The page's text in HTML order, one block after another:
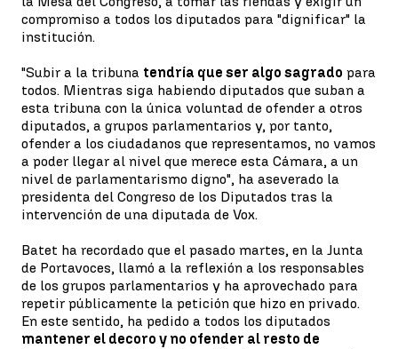
compromiso a todos los diputados para "dignificar" la
institución.
"Subir a la tribuna tendría que ser algo sagrado para
todos. Mientras siga habiendo diputados que suban a
esta tribuna con la única voluntad de ofender a otros
diputados, a grupos parlamentarios y, por tanto,
ofender a los ciudadanos que representamos, no vamos
a poder llegar al nivel que merece esta Cámara, a un
nivel de parlamentarismo digno", ha aseverado la
presidenta del Congreso de los Diputados tras la
intervención de una diputada de Vox.
Batet ha recordado que el pasado martes, en la Junta
de Portavoces, llamó a la reflexión a los responsables
de los grupos parlamentarios y ha aprovechado para
repetir públicamente la petición que hizo en privado.
En este sentido, ha pedido a todos los diputados
mantener el decoro y no ofender al resto de